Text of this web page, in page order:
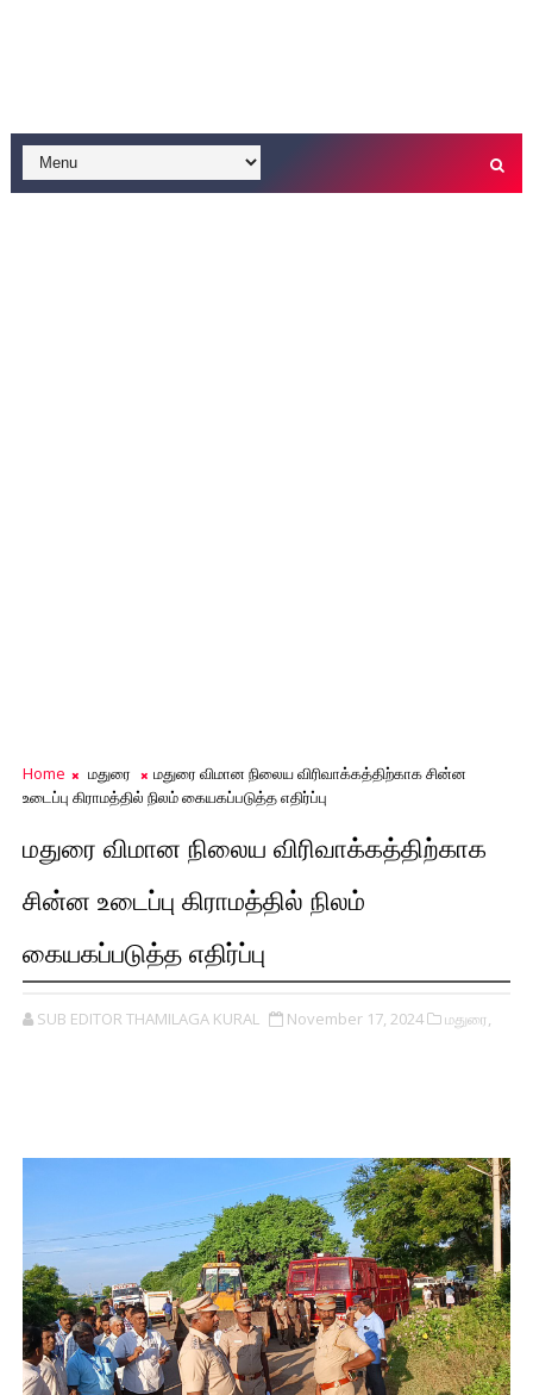
Home மதுரை
மதுரை விமான நிலைய விரிவாக்கத்திற்காக சின்ன
உடைப்பு கிராமத்தில் நிலம் கையகப்படுத்த எதிர்ப்பு
மதுரை விமான நிலைய விரிவாக்கத்திற்காக
சின்ன உடைப்பு கிராமத்தில் நிலம்
கையகப்படுத்த எதிர்ப்பு
SUB EDITOR THAMILAGA KURAL November 17, 2024 மதுரை,